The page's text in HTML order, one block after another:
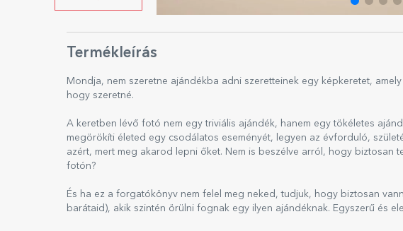
Termékleírás
Mondja, nem szeretne ajándékba adni szeretteinek egy képkeretet,
hogy szeretné.
A keretben lévő fotó nem egy triviális ajándék, hanem egy tökéletes
megörökíti életed egy csodálatos eseményét, legyen az évforduló,
azért, mert meg akarod lepni őket. Nem is beszélve arról, hogy biztosan
fotón?
És ha ez a forgatókönyv nem felel meg neked, tudjuk, hogy biztosan
barátaid), akik szintén örülni fognak egy ilyen ajándéknak. Egyszerű és